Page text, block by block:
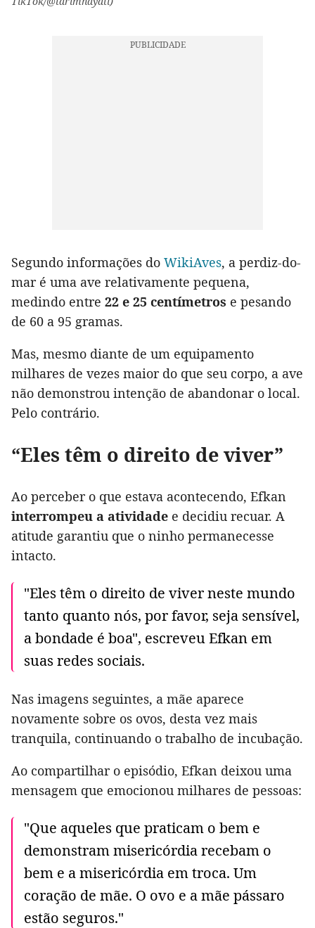
Segundo informações do WikiAves, a perdiz-do-
mar é uma ave relativamente pequena,
medindo entre 22 e 25 centímetros e pesando
de 60 a 95 gramas.
Mas, mesmo diante de um equipamento
milhares de vezes maior do que seu corpo, a ave
não demonstrou intenção de abandonar o local.
Pelo contrário.
“Eles têm o direito de viver”
Ao perceber o que estava acontecendo, Efkan
interrompeu a atividade e decidiu recuar. A
atitude garantiu que o ninho permanecesse
intacto.
"Eles têm o direito de viver neste mundo
tanto quanto nós, por favor, seja sensível,
a bondade é boa", escreveu Efkan em
suas redes sociais.
Nas imagens seguintes, a mãe aparece
novamente sobre os ovos, desta vez mais
tranquila, continuando o trabalho de incubação.
Ao compartilhar o episódio, Efkan deixou uma
mensagem que emocionou milhares de pessoas:
"Que aqueles que praticam o bem e
demonstram misericórdia recebam o
bem e a misericórdia em troca. Um
coração de mãe. O ovo e a mãe pássaro
estão seguros."